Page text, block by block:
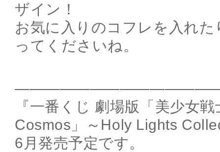
ザイン！
お気に入りのコフレを入れ
ってくださいね。
『一番くじ 劇場版「美少女
Cosmos」～Holy Lights
6月発売予定です。